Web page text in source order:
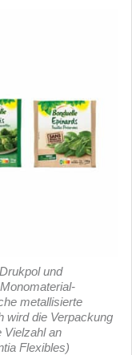
und
metallisierte
wird die Verpackung
Vielzahl an
Flexibles)